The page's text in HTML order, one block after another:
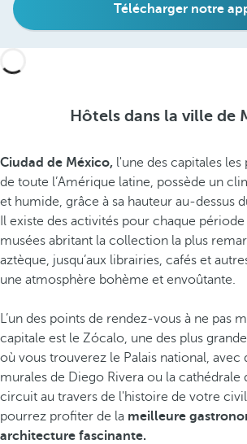
Télécharger notre
Hôtels dans la ville de
Ciudad de México, l'une des capitales
de toute l’Amérique latine, possède un
et humide, grâce à sa hauteur au-dessus
Il existe des activités pour chaque période
musées abritant la collection la plus
aztèque, jusqu’aux librairies, cafés et
une atmosphère bohème et envoûtante.
L’un des points de rendez-vous à ne pas
capitale est le Zócalo, une des plus
où vous trouverez le Palais national, avec
murales de Diego Rivera ou la cathédrale
circuit au travers de l'histoire de votre
pourrez profiter de la meilleure
architecture fascinante.